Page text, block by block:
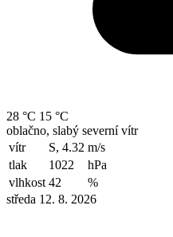
28 °C 15 °C
oblačno, slabý severní vítr
vítr
S, 4.32 m/s
tlak
1022
hPa
vlhkost 42
%
středa 12. 8. 2026